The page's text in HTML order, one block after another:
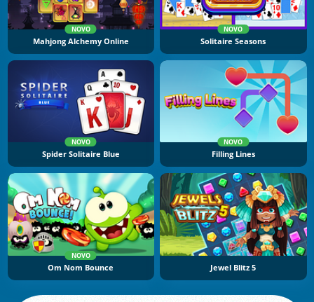
NOVO
Mahjong Alchemy Online
NOVO
Solitaire Seasons
NOVO
Spider Solitaire Blue
NOVO
Filling Lines
NOVO
Om Nom Bounce Jewel Blitz 5